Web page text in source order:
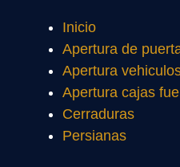
Inicio
Apertura de
Apertura
Apertura cajas
Cerraduras
Persianas